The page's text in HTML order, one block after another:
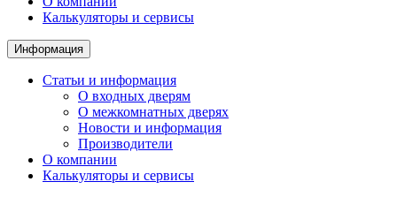
Калькуляторы и сервисы
Информация
Статьи и информация
О входных дверям
О межкомнатных дверях
Новости и информация
Производители
О компании
Калькуляторы и сервисы